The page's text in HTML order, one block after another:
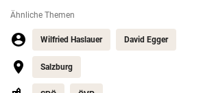
Ähnliche Themen
Wilfried Haslauer David Egger
Salzburg